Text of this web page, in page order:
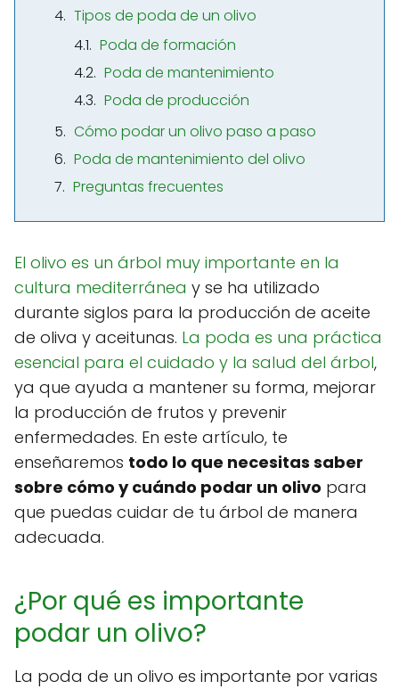
Tipos de poda de un olivo
Poda de formación
Poda de mantenimiento
Poda de producción
Cómo podar un olivo paso a paso
Poda de mantenimiento del olivo
Preguntas frecuentes
El olivo es un árbol muy importante en la
cultura mediterránea y se ha utilizado
durante siglos para la producción de aceite
de oliva y aceitunas. La poda es una práctica
esencial para el cuidado y la salud del árbol,
ya que ayuda a mantener su forma, mejorar
la producción de frutos y prevenir
enfermedades. En este artículo, te
enseñaremos todo lo que necesitas saber
sobre cómo y cuándo podar un olivo para
que puedas cuidar de tu árbol de manera
adecuada.
¿Por qué es importante
podar un olivo?
La poda de un olivo es importante por varias